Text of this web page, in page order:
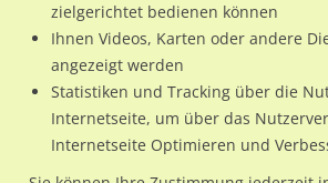
85049 / Ingolstadt /
Nutze günstige Werbemöglichkeiten am
Str. geg. 74/Autohaus Brod/West/We.re.
zielgerichtet bedienen können
Ihnen Videos, Karten oder andere
angezeigt werden
Statistiken und Tracking über die
Internetseite, um über das
Internetseite Optimieren und